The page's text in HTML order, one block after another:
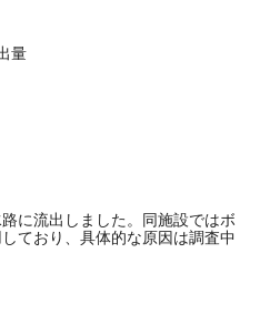
量
に流出しました。同施設ではボ
ており、具体的な原因は調査中